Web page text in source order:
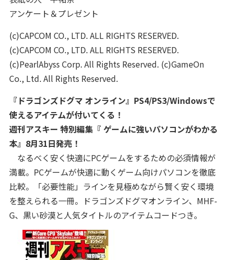
アンケート＆プレゼント
(c)CAPCOM CO., LTD. ALL RIGHTS RESERVED.
(c)CAPCOM CO., LTD. ALL RIGHTS RESERVED.
(c)PearlAbyss Corp. All Rights Reserved. (c)GameOn
Co., Ltd. All Rights Reserved.
『ドラゴンズドグマ オンライン』PS4/PS3/Windowsで
使えるアイテムが付いてくる！
週刊アスキー 特別編集『 ゲームに強いパソコンがわかる
本』8月31日発売！
なるべく安く快適にPCゲームをするための必須情報が
満載。PCゲームが快適に動くゲーム向けパソコンを徹底
比較。「必要性能」ラインを見極めながら賢く安く環境
を整えられる一冊。ドラゴンズドグマオンライン、MHF-
G、黒い砂漠と人気タイトルのアイテムコードつき。